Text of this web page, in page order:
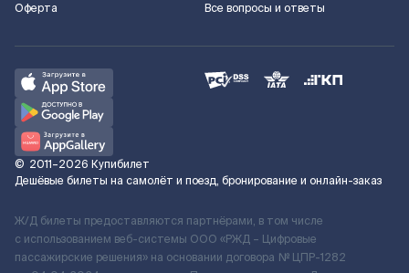
Оферта
Все вопросы и ответы
© 2011–2026 Купибилет
Дешёвые билеты на самолёт и поезд, бронирование и онлайн-заказ
Ж/Д билеты предоставляются партнёрами, в том числе
с использованием веб-системы ООО «РЖД – Цифровые
пассажирские решения» на основании договора № ЦПР-1282